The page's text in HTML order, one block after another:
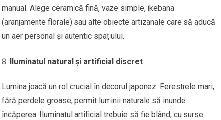
manual. Alege ceramică fină, vaze simple, ikebana
(aranjamente florale) sau alte obiecte artizanale care să aducă
un aer personal și autentic spațiului.
Iluminatul natural și artificial discret
Lumina joacă un rol crucial în decorul japonez. Ferestrele mari,
fără perdele groase, permit luminii naturale să inunde
încăperea. Iluminatul artificial trebuie să fie blând, cu surse